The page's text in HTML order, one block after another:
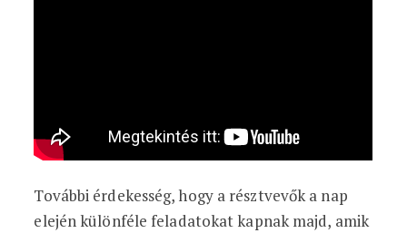
További érdekesség, hogy a résztvevők a nap
elején különféle feladatokat kapnak majd, amik